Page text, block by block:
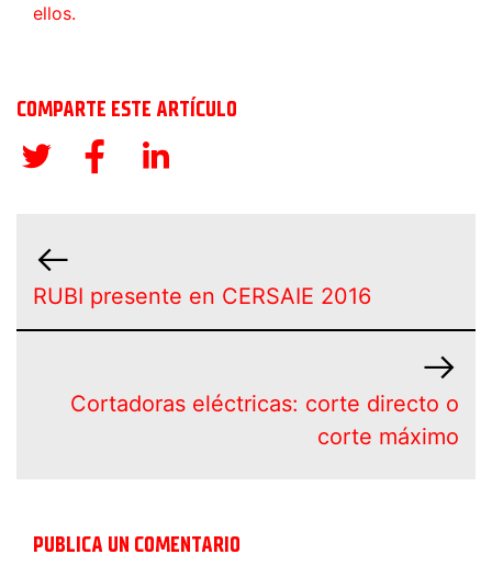
ellos.
COMPARTE ESTE ARTÍCULO
RUBI presente en CERSAIE 2016
Cortadoras eléctricas: corte directo o
corte máximo
PUBLICA UN COMENTARIO